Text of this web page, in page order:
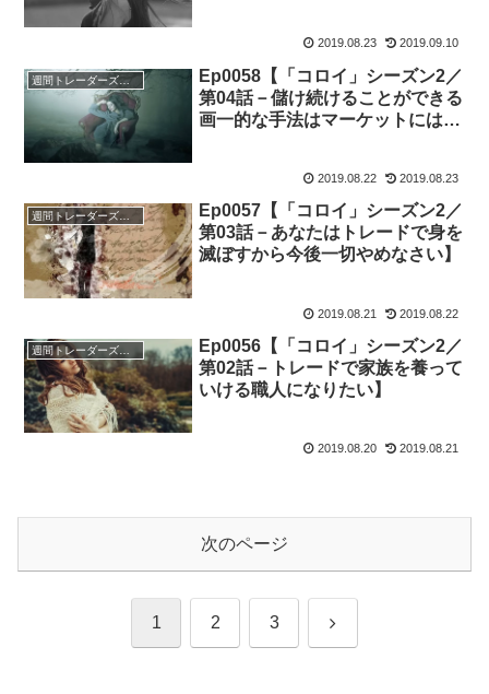
2019.08.23 2019.09.10
週間トレーダーズ・トリビューン
Ep0058【「コロイ」シーズン2／
第04話－儲け続けることができる
画一的な手法はマーケットには存
2019.08.22 2019.08.23
週間トレーダーズ・トリビューン
Ep0057【「コロイ」シーズン2／
第03話－あなたはトレードで身を
滅ぼすから今後一切やめなさい】
2019.08.21 2019.08.22
週間トレーダーズ・トリビューン
Ep0056【「コロイ」シーズン2／
第02話－トレードで家族を養って
いける職人になりたい】
2019.08.20 2019.08.21
次のページ
1 2 3 次